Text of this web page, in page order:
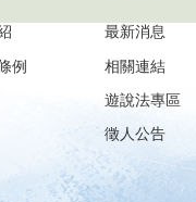
例
最新消息
相關連結
遊說法專區
徵人公告